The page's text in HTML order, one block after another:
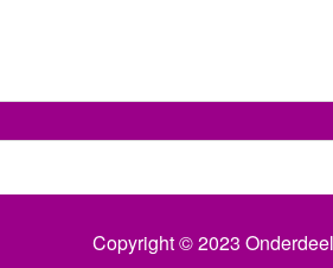
Copyright © 2023